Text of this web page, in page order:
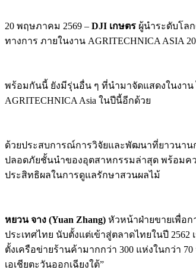
20 พฤษภาคม 2569 – DJI เกษตร ผู้นำระดับโล
ทางการ ภายในงาน AGRITECHNICA ASIA
พร้อมกันนี้ ยังมีรุ่นอื่น ๆ ที่นำมาจัดแสดงในงาน ไ
AGRITECHNICA Asia ในปีนี้อีกด้วย
ด้วยประสบการณ์การวิจัยและพัฒนาที่ยาวนาน
ปลอดภัยชั้นนำของอุตสาหกรรมล่าสุด พร้อมคว
ประสิทธิผลในการดูแลรักษาสวนผลไม้
หยวน จาง (Yuan Zhang) หัวหน้าฝ่ายขายเพื่อก
ประเทศไทย นับตั้งแต่เข้าสู่ตลาดไทยในปี
ตั้งเครือข่ายร้านค้ามากกว่า 300 แห่งในกว่า
เอเชียตะวันออกเฉียงใต้”